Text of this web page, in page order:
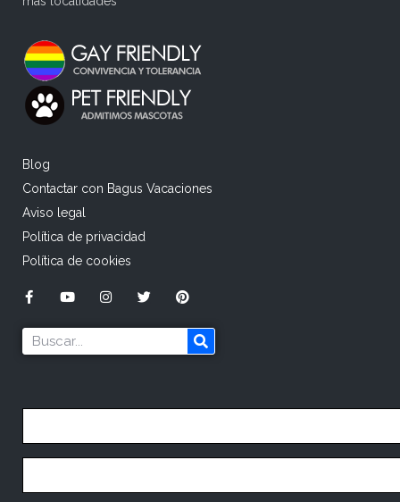
Blog
Contactar con Bagus Vacaciones
Aviso legal
Política de privacidad
Política de cookies